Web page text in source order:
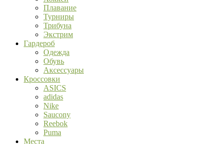
Плавание
Турниры
Трибуна
Экстрим
Гардероб
Одежда
Обувь
Аксессуары
Кроссовки
ASICS
adidas
Nike
Saucony
Reebok
Puma
Места